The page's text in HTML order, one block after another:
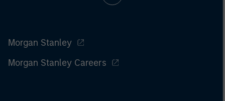
Morgan Stanley
Morgan Stanley Careers